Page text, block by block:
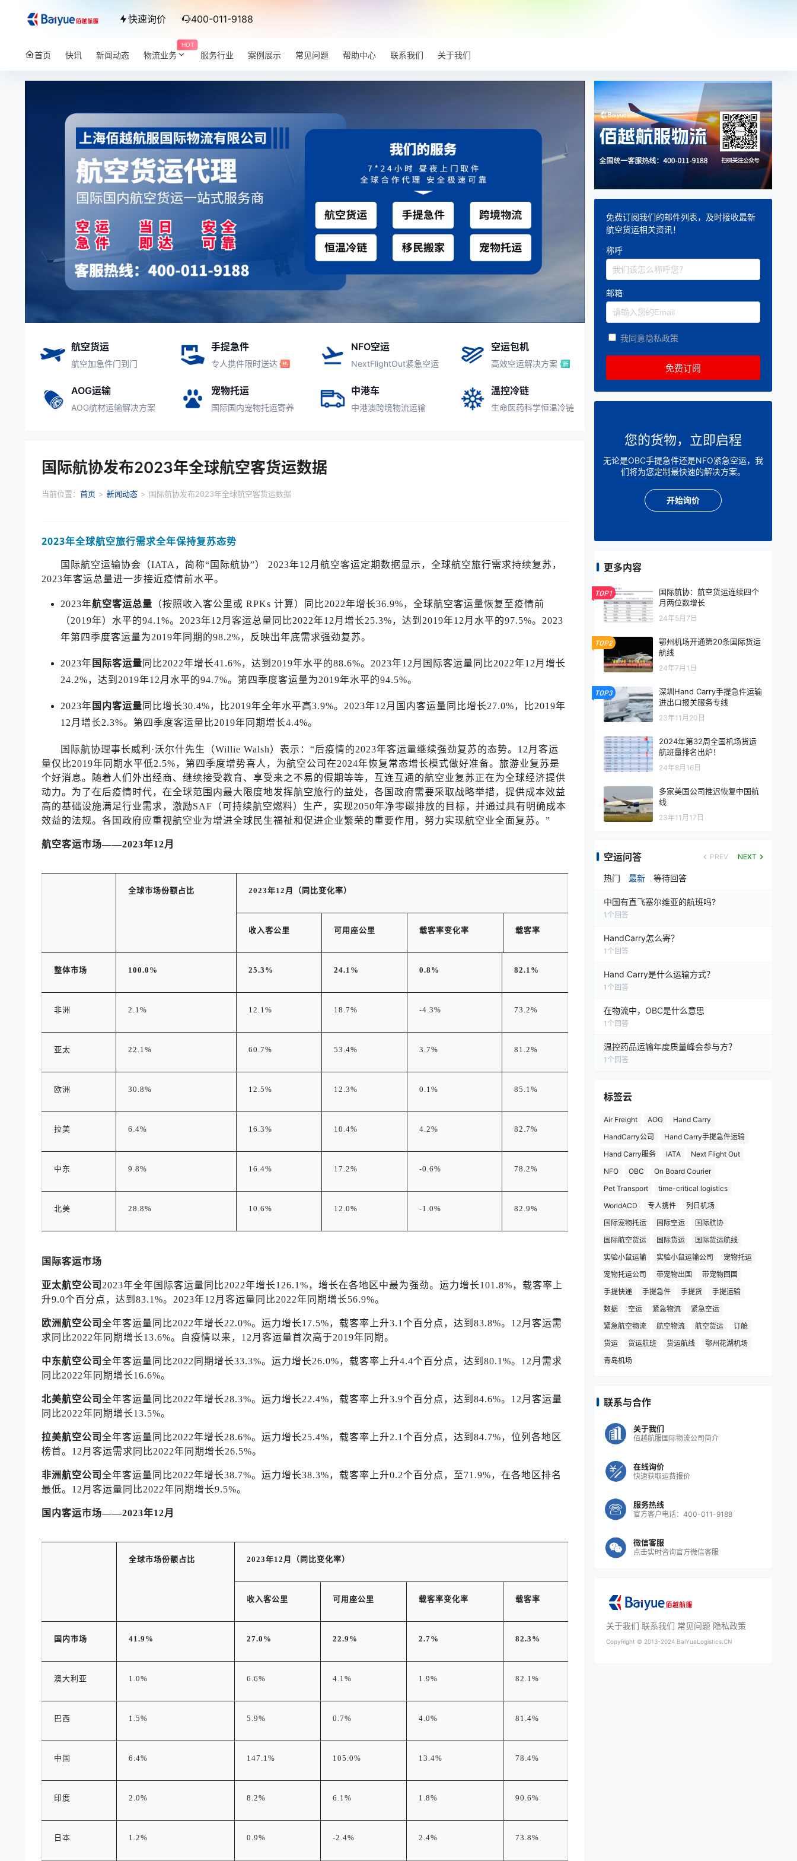
快速询价 400-011-9188
首页 快讯 新闻动态
HOT
物流业务 服务行业 案例展示 常见问题 帮助中心 联系我们 关于我们
航空货运
航空加急件门到门
手提急件
专人携件限时送达
NFO空运
NextFlightOut紧急空运
空运包机
高效空运解决方案
AOG运输
AOG航材运输解决方案
宠物托运
国际国内宠物托运寄养
中港车
中港澳跨境物流运输
温控冷链
生命医药科学恒温冷链
国际航协发布2023年全球航空客货运数据
当前位置： 首页 > 新闻动态 > 国际航协发布2023年全球航空客货运数据
2023年全球航空旅行需求全年保持复苏态势
国际航空运输协会（IATA，简称“国际航协”） 2023年12月航空客运定期数据显示，全球航空旅行需求持续复苏，
2023年客运总量进一步接近疫情前水平。
2023年航空客运总量 （按照收入客公里或 RPKs 计算）同比2022年增长36.9%，全球航空客运量恢复至疫情前
（2019年）水平的94.1%。2023年12月客运总量同比2022年12月增长25.3%，达到2019年12月水平的97.5%。2023
年第四季度客运量为2019年同期的98.2%，反映出年底需求强劲复苏。
2023年 国际客运量 同比2022年增长41.6%，达到2019年水平的88.6%。2023年12月国际客运量同比2022年12月增长
24.2%，达到2019年12月水平的94.7%。第四季度客运量为2019年水平的94.5%。
2023年 国内客运量 同比增长30.4%，比2019年全年水平高3.9%。2023年12月国内客运量同比增长27.0%，比2019年
12月增长2.3%。第四季度客运量比2019年同期增长4.4%。
国际航协理事长威利·沃尔什先生（Willie Walsh）表示：“后疫情的2023年客运量继续强劲复苏的态势。12月客运
量仅比2019年同期水平低2.5%，第四季度增势喜人，为航空公司在2024年恢复常态增长模式做好准备。旅游业复苏是
个好消息。随着人们外出经商、继续接受教育、享受来之不易的假期等等，互连互通的航空业复苏正在为全球经济提供
动力。为了在后疫情时代，在全球范围内最大限度地发挥航空旅行的益处，各国政府需要采取战略举措，提供成本效益
高的基础设施满足行业需求，激励SAF（可持续航空燃料）生产，实现2050年净零碳排放的目标，并通过具有明确成本
效益的法规。各国政府应重视航空业为增进全球民生福祉和促进企业繁荣的重要作用，努力实现航空业全面复苏。”
航空客运市场——2023年12月
全球市场份额占比 2023年12 月（同比变化率）
收入客公里 可用 座公里 载客率变化率 载客率
整体市场 100.0% 25.3% 24.1% 0.8% 82.1%
非洲 2.1% 12.1% 18.7% -4.3% 73.2%
亚太 22.1% 60.7% 53.4% 3.7% 81.2%
欧洲 30.8% 12.5% 12.3% 0.1% 85.1%
拉美 6.4% 16.3% 10.4% 4.2% 82.7%
中东 9.8% 16.4% 17.2% -0.6% 78.2%
北美 28.8% 10.6% 12.0% -1.0% 82.9%
国际客运市场
亚太航空公司 2023年全年国际客运量同比2022年增长126.1%，增长在各地区中最为强劲。运力增长101.8%，载客率上
升9.0个百分点，达到83.1%。2023年12月客运量同比2022年同期增长56.9%。
欧洲航空公司 全年客运量同比2022年增长22.0%。运力增长17.5%，载客率上升3.1个百分点，达到83.8%。12月客运需
求同比2022年同期增长13.6%。自疫情以来，12月客运量首次高于2019年同期。
中东航空公司 全年客运量同比2022同期增长33.3%。运力增长26.0%，载客率上升4.4个百分点，达到80.1%。12月需求
同比2022年同期增长16.6%。
北美航空公司 全年客运量同比2022年增长28.3%。运力增长22.4%，载客率上升3.9个百分点，达到84.6%。12月客运量
同比2022年同期增长13.5%。
拉美航空公司 全年客运量同比2022年增长28.6%。运力增长25.4%，载客率上升2.1个百分点，达到84.7%，位列各地区
榜首。12月客运需求同比2022年同期增长26.5%。
非洲航空公司 全年客运量同比2022年增长38.7%。运力增长38.3%，载客率上升0.2个百分点，至71.9%，在各地区排名
最低。12月客运量同比2022年同期增长9.5%。
国内客运市场——2023年12月
全球市场份额占比 2023年12 月（同比变化率）
收入客公里 可用座公里 载客率变化率 载客率
国内市场 41.9% 27.0% 22.9% 2.7% 82.3%
澳大利亚 1.0% 6.6% 4.1% 1.9% 82.1%
巴西 1.5% 5.9% 0.7% 4.0% 81.4%
中国 6.4% 147.1% 105.0% 13.4% 78.4%
印度 2.0% 8.2% 6.1% 1.8% 90.6%
日本 1.2% 0.9% -2.4% 2.4% 73.8%
免费订阅我们的邮件列表，及时接收最新
航空货运相关资讯！
称呼
邮箱
我同意隐私政策
您的货物，立即启程
无论是OBC手提急件还是NFO紧急空运，我
们将为您定制最快速的解决方案。
开始询价
更多内容
TOP1
国际航协：航空货运连续四个
月两位数增长
24年5月7日
TOP2
鄂州机场开通第20条国际货运
航线
24年7月1日
TOP3
深圳Hand Carry手提急件运输
进出口报关服务专线
23年11月20日
2024年第32周全国机场货运
航班量排名出炉！
24年8月16日
多家美国公司推迟恢复中国航
线
23年11月17日
空运问答 PREV NEXT
热门 最新 等待回答
中国有直飞塞尔维亚的航班吗?
1 个回答
HandCarry怎么寄？
1 个回答
Hand Carry是什么运输方式？
1 个回答
在物流中，OBC是什么意思
1 个回答
温控药品运输年度质量峰会参与方？
1 个回答
标签云
Air Freight AOG
Hand Carry
HandCarry公司
Hand Carry手提急件运输
Hand Carry服务
IATA
Next Flight Out
NFO
OBC
On Board Courier
Pet Transport
time-critical logistics
WorldACD
专人携件
列日机场
国际宠物托运
国际空运
国际航协
国际航空货运
国际货运
国际货运航线
实验小鼠运输
实验小鼠运输公司
宠物托运
宠物托运公司
带宠物出国
带宠物回国
手提快递
手提急件 手提货
手提运输
数据
空运 紧急物流
紧急空运
紧急航空物流
航空物流 航空货运
订舱
货运
货运航班 货运航线
鄂州花湖机场
青岛机场
联系与合作
关于我们
佰越航服国际物流公司简介
在线询价
快速获取运费报价
服务热线
官方客户电话：400-011-9188
微信客服
点击实时咨询官方微信客服
关于我们 联系我们 常见问题 隐私政策
CopyRight © 2013-2024 BaiYueLogistics.CN